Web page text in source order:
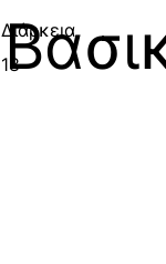
Διάρκεια
18